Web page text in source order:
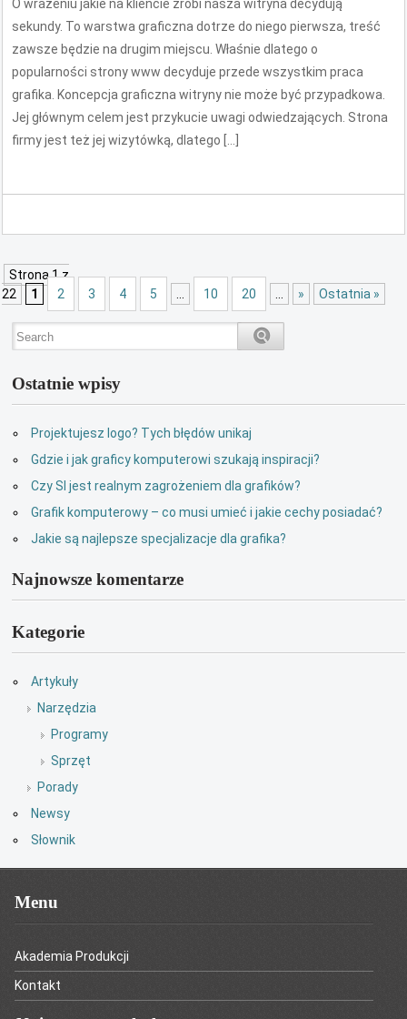
O wrażeniu jakie na kliencie zrobi nasza witryna decydują
sekundy. To warstwa graficzna dotrze do niego pierwsza, treść
zawsze będzie na drugim miejscu. Właśnie dlatego o
popularności strony www decyduje przede wszystkim praca
grafika. Koncepcja graficzna witryny nie może być przypadkowa.
Jej głównym celem jest przykucie uwagi odwiedzających. Strona
firmy jest też jej wizytówką, dlatego […]
Strona 1 z
22
1 2 3 4 5 10 20 » Ostatnia »
Ostatnie wpisy
Projektujesz logo? Tych błędów unikaj
Gdzie i jak graficy komputerowi szukają inspiracji?
Czy SI jest realnym zagrożeniem dla grafików?
Grafik komputerowy – co musi umieć i jakie cechy posiadać?
Jakie są najlepsze specjalizacje dla grafika?
Najnowsze komentarze
Kategorie
Artykuły
Narzędzia
Programy
Sprzęt
Porady
Newsy
Słownik
Menu
Akademia Produkcji
Kontakt